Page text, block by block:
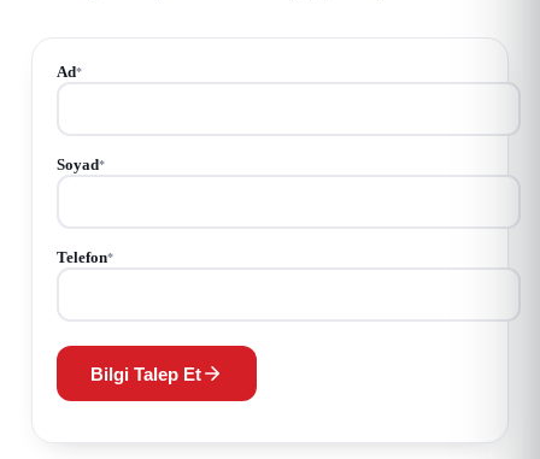
Ad*
Soyad*
Telefon*
Bilgi Talep Et